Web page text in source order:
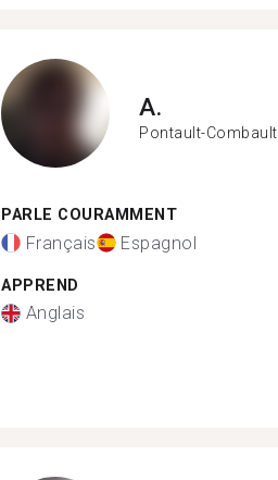
A.
Pontault-Combault
PARLE COURAMMENT
Français Espagnol
APPREND
Anglais